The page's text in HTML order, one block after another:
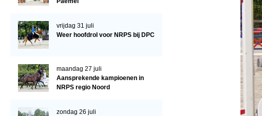
Import registratie
Veulenregistratie
I&R Registratie
Informatie overschrijven paspoort
vrijdag 31 juli
Weer hoofdrol voor NRPS bij DPC
maandag 27 juli
Aansprekende kampioenen in
NRPS regio Noord
zondag 26 juli